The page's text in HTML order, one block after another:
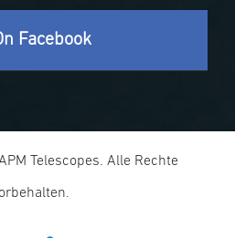
Facebook
Telescopes. Alle Rechte